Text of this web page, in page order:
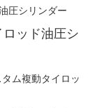
ッド油圧シ